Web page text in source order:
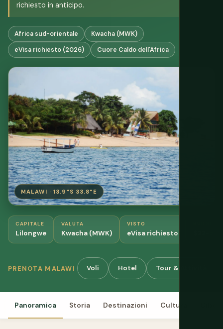
richiesto in anticipo.
Africa sud-orientale
Kwacha (MWK)
eVisa richiesto (2026)
Cuore Caldo dell'Africa
MALAWI · 13.9°S 33.8°E
CAPITALE
Lilongwe
VALUTA
Kwacha (MWK)
VISTO
eVisa richiesto
PRENOTA MALAWI Voli Hotel Tour & Attività
Panoramica Storia Destinazioni Cultura